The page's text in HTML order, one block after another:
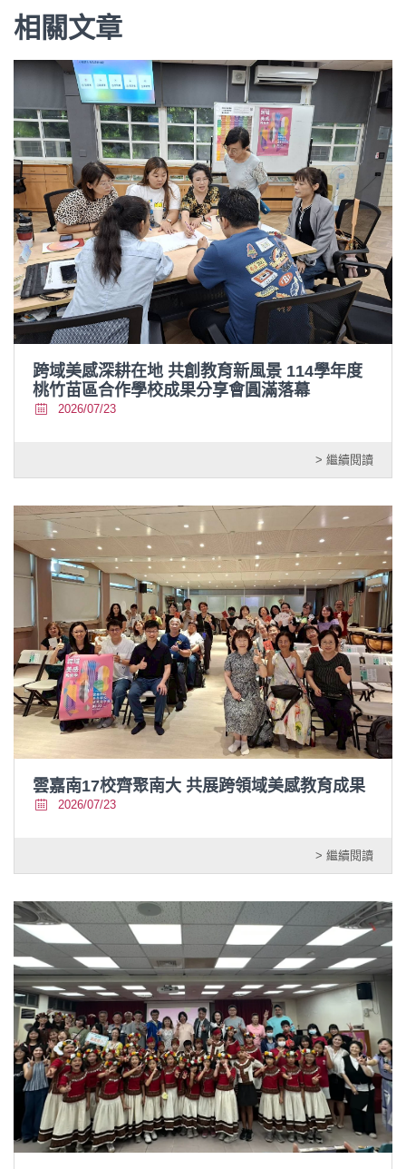
相關文章
跨域美感深耕在地 共創教育新風景 114學年度
桃竹苗區合作學校成果分享會圓滿落幕
2026/07/23
> 繼續閱讀
雲嘉南17校齊聚南大 共展跨領域美感教育成果
2026/07/23
> 繼續閱讀